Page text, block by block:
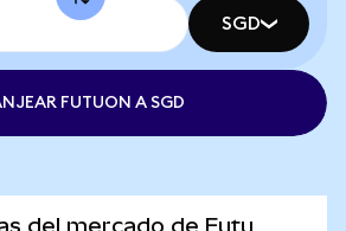
SGD
FUTUON A SGD
del mercado de Futu